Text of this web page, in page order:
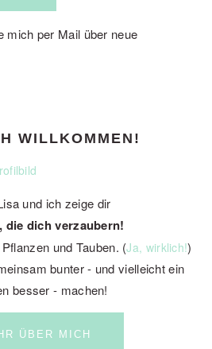
mich per Mail über neue
WILLKOMMEN!
und ich zeige dir
die dich verzaubern!
und Tauben. (Ja, wirklich!)
bunter - und vielleicht ein
besser - machen!
ÜBER MICH